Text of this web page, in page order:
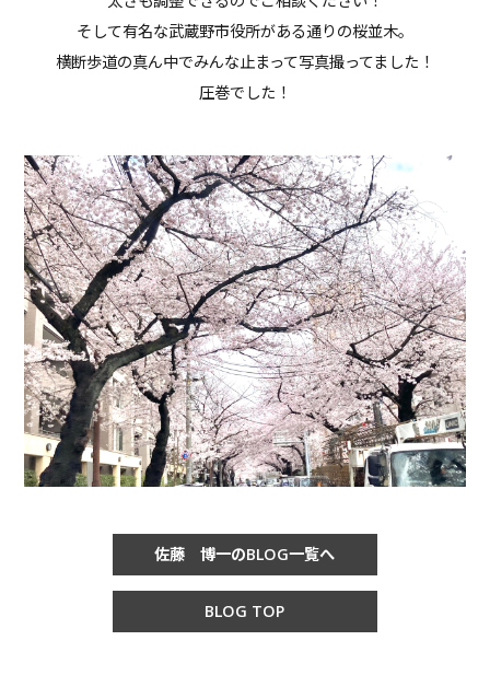
そして有名な武蔵野市役所がある通りの桜並木。
横断歩道の真ん中でみんな止まって写真撮ってました！
圧巻でした！
佐藤 博一のBLOG一覧へ
BLOG TOP